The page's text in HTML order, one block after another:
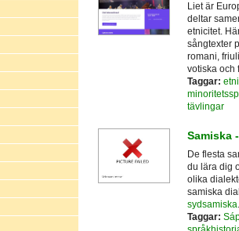
Liet är
deltar
etnicitet.
sångtexter
romani,
votiska och
Taggar:
tävlingar
Samiska
De flesta
du lära dig
olika
samiska
sydsamiska
Taggar: